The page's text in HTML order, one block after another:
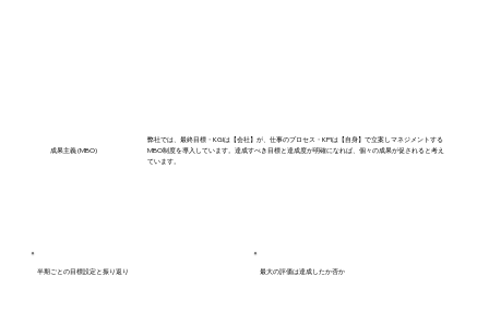
成果主義 (MBO)
弊社では、最終目標・KGIは【会社】が、仕事のプロセス・KPIは【自身】で立案しマネジメントする
MBO制度を導入しています。達成すべき目標と達成度が明確になれば、個々の成果が促されると考え
ています。
半期ごとの目標設定と振り返り 最大の評価は達成したか否か